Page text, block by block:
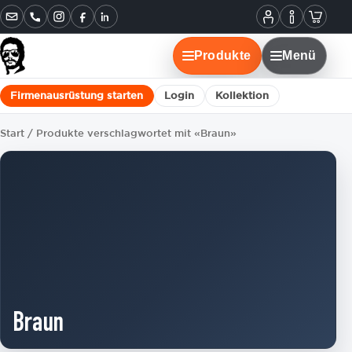
Mein
Konto
Informationen
Instagram
FacebookLinkedIn
Produkte Menü
Firmenausrüstung starten Login Kollektion
Start / Produkte verschlagwortet mit «Braun»
Braun